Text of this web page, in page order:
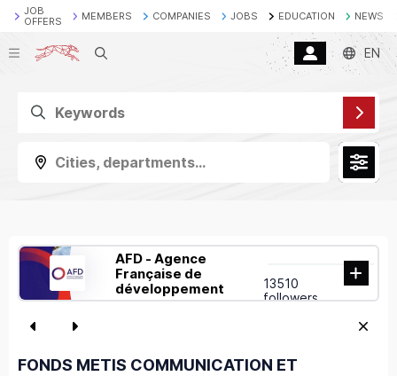
JOB
OFFERS
MEMBERS COMPANIES JOBS EDUCATION NEWS
Search EN
Cities, departments...
AFD - Agence
Française de
développement
13510
followers
FONDS METIS COMMUNICATION ET